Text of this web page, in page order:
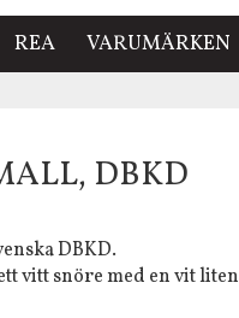
REA VARUMÄRKEN
DBKD
DBKD.
vitt snöre med en vit liten